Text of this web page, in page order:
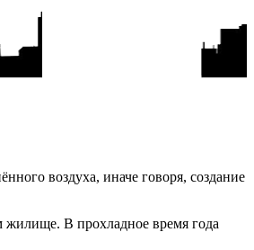
воздуха, иначе говоря, создание
жилище. В прохладное время года